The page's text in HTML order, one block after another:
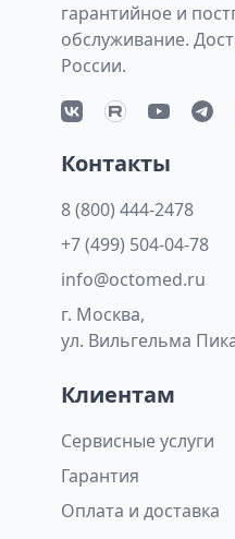
гарантийное и
обслуживание.
России.
Контакты
8 (800) 444-2478
+7 (499) 504-04-78
info@octomed.ru
г. Москва,
ул. Вильгельма
Клиентам
Сервисные услуги
Гарантия
Оплата и доставка